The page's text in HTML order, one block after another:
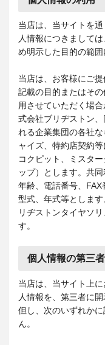
当店は、当サイトを
人情報につきまして
め明示した目的の範囲
当店は、お客様にご
記載の目的またはそ
用させていただく場
式会社ブリヂストン
れる企業集団の各社
ャイズ、特約店契約
コクピット、ミスタ
ップ）とします。共
年齢、電話番号、FAX
型式、年式等としま
リヂストンタイヤソ
す。
個人情報の第三
当店は、当サイト上
人情報を、第三者に開
但し、次のいずれか
ん。